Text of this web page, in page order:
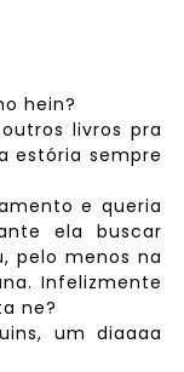
hein?
livros pra
estória sempre
e queria
ela buscar
pelo menos na
Infelizmente
ne?
um diaaaa